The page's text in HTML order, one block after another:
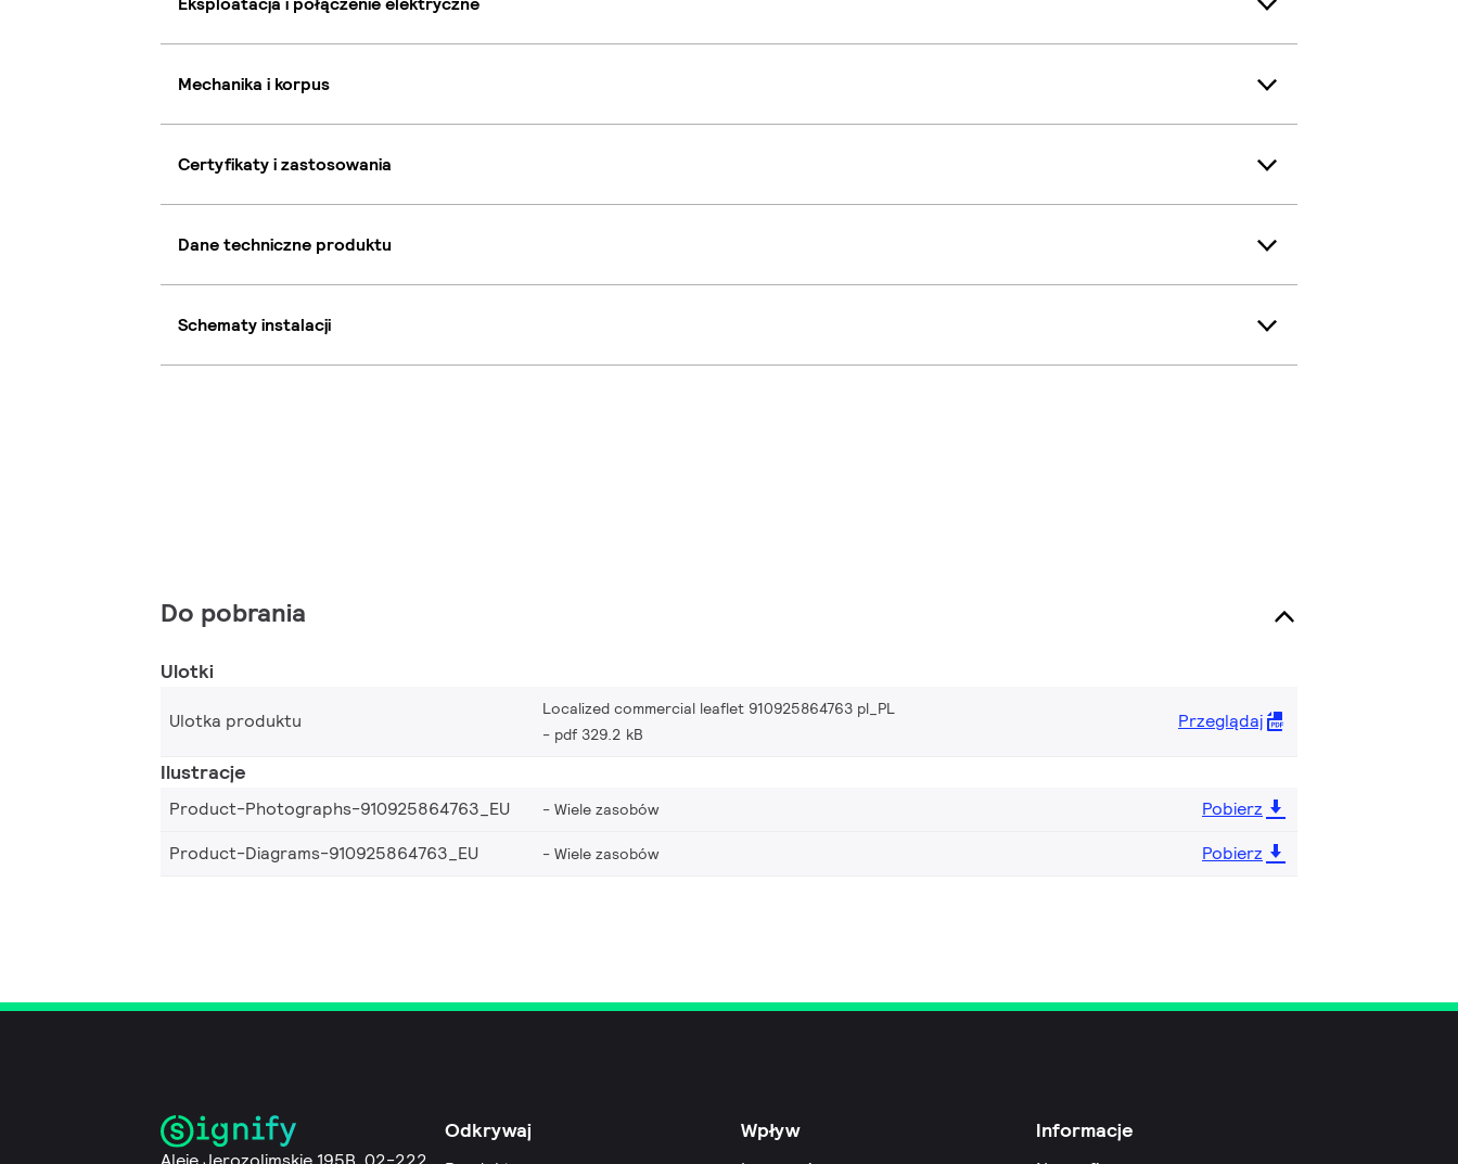
Mechanika i korpus
Certyfikaty i zastosowania
Dane techniczne produktu
Schematy instalacji
Do pobrania
Ulotki
Ulotka produktu
Localized commercial leaflet 910925864763 pl_PL
pdf 329.2 kB
Przeglądaj
Ilustracje
Product-Photographs-910925864763_EU Wiele zasobów
Pobierz
Product-Diagrams-910925864763_EU
Wiele zasobów Pobierz
Odkrywaj Wpływ Informacje